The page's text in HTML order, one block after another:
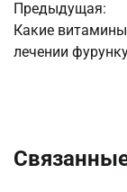
по
записям
Предыдущая:
Какие
лечении